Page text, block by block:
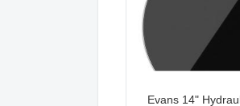
Evans 14"